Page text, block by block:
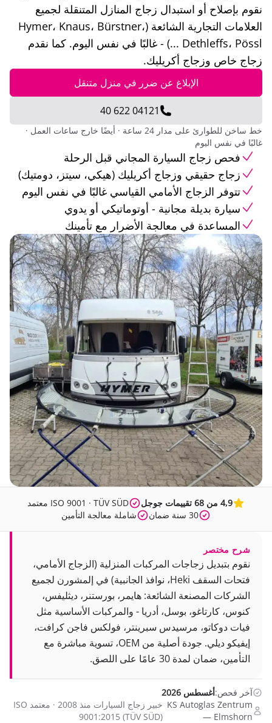
نقوم بإصلاح أو استبدال زجاج المنازل المتنقلة لجميع
العلامات التجارية الشائعة (Hymer، Knaus، Bürstner،
Dethleffs، Pössl ...) - غالبًا في نفس اليوم. كما نقدم
زجاج خاص وزجاج أكريليك.
الإبلاغ عن ضرر في منزل متنقل
04121 622 40
خط ساخن للطوارئ على مدار 24 ساعة · أيضًا خارج ساعات العمل ·
غالبًا في نفس اليوم
فحص زجاج السيارة المجاني قبل الرحلة
زجاج حقيقي وزجاج أكريليك (هيكي، سيتز، دومتيك)
تتوفر الزجاج الأمامي القياسي غالبًا في نفس اليوم
سيارة بديلة مجانية - أوتوماتيكي أو يدوي
المساعدة في معالجة الأضرار مع تأمينك
4,9 من 68 تقييمات جوجل
ISO 9001 · TÜV SÜD معتمد
30 سنة ضمان
شاملة معالجة التأمين
شرح مختصر
نقوم بتبديل زجاجات المركبات المنزلية (الزجاج الأمامي،
فتحات السقف Heki، نوافذ الجانبية) في إلمشورن لجميع
الشركات المصنعة الشائعة: هايمر، بورستنر، ديثليفس،
كنوس، كارتاغو، بوسل، أدريا - والمركبات الأساسية مثل
فيات دوكاتو، مرسيدس سبرينتر، فولكس فاجن كرافت،
إيفيكو ديلي. جودة أصلية من OEM، تسوية مباشرة مع
التأمين، ضمان لمدة 30 عامًا على اللصق.
آخر فحص:أغسطس 2026
KS Autoglas Zentrum
Elmshorn —
خبير زجاج السيارات منذ 2008 · معتمد ISO
9001:2015 (TÜV SÜD)